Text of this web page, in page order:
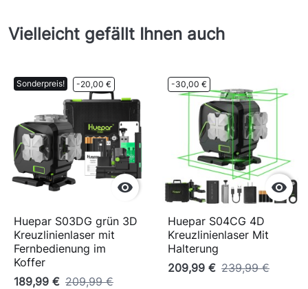
Vielleicht gefällt Ihnen auch
Sonderpreis! -20,00 €

Huepar S03DG grün 3D
Kreuzlinienlaser mit
Fernbedienung im
Koffer
189,99 € 209,99 €
-30,00 €

Huepar S04CG 4D
Kreuzlinienlaser Mit
Halterung
209,99 € 239,99 €